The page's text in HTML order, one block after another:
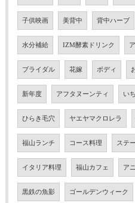
子供映画 美背中 背中ハーブ
水分補給 IZM酵素ドリンク
ブライダル 花嫁 ボディ
新年度 アフタヌーンティ い
ひらき毛穴 ヤエヤマクロレラ
福山ランチ コース料理 ステ
イタリア料理 福山カフェ ア
黒鉄の魚影 ゴールデンウィーク